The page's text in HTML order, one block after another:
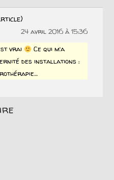
24 avril 2016 à 15:36
vrai
Ce qui m’a
des installations :